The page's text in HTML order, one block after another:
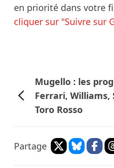
en priorité dans votre
cliquer sur "Suivre sur
Mugello : les
Ferrari, Williams,
Toro Rosso
Partage